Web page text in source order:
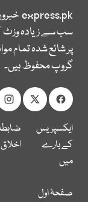
express.pk
سب سے زیادہ وزٹ
پر شائع شدہ تمام
گروپ محفوظ ہیں۔
ایکسپریس
کے بارے
میں
اخلاق
صفحۂ اول